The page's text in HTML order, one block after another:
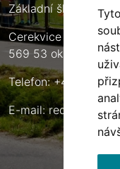
Základní škola
Cerekvice nad
569 53 okres
Telefon: +420 461
E-mail: